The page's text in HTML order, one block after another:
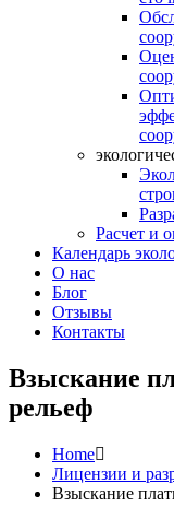
Расчет и
Календарь
О нас
Блог
Отзывы
Контакты
Взыскание
рельеф
Home
Лицензии и
Взыскание